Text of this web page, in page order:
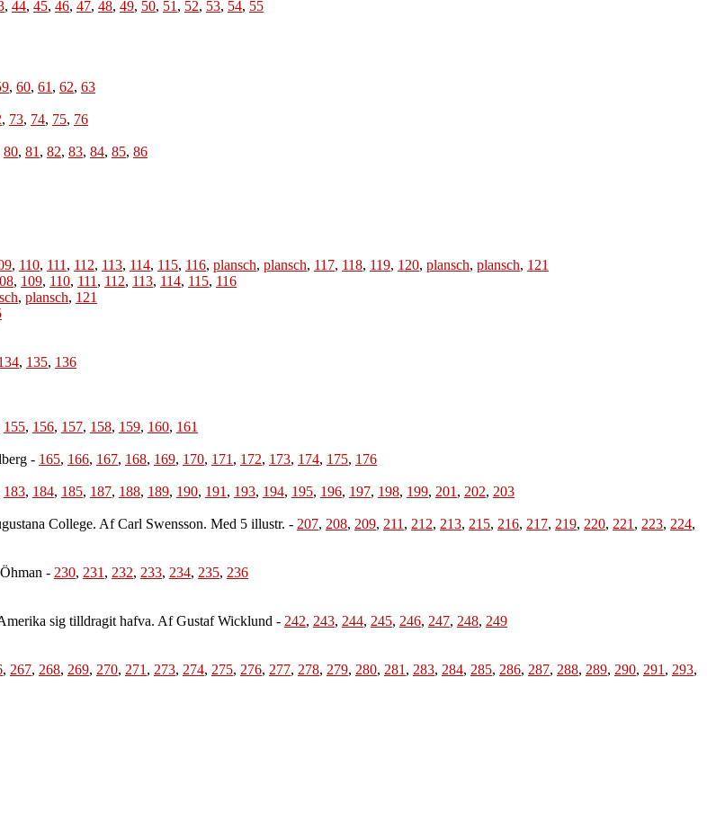
, 44, 45, 46, 47, 48, 49, 50, 51 , 52, 53, 54, 55
, 60, 61 , 62, 63
, 73, 74, 75, 76
80, 81 , 82, 83, 84, 85, 86
, 110, 111 , 112, 113, 114, 115, 116, plansch, plansch, 117, 118, 119, 120, plansch, plansch, 121
, 109, 110, 111 , 112, 113, 114, 115, 116
, plansch, 121
, 135, 136
155, 156, 157, 158, 159, 160, 161
- 165, 166, 167, 168, 169, 170, 171 , 172, 173, 174, 175, 176
183, 184, 185, 187, 188, 189, 190, 191 , 193, 194, 195, 196, 197, 198, 199, 201 , 202, 203
College. Af Carl Swensson. Med 5 illustr. - 207, 208, 209, 211 , 212, 213, 215, 216, 217, 219, 220, 221 , 223, 224,
- 230, 231 , 232, 233, 234, 235, 236
sig tilldragit hafva. Af Gustaf Wicklund - 242, 243, 244, 245, 246, 247, 248, 249
, 267, 268, 269, 270, 271 , 273, 274, 275, 276, 277, 278, 279, 280, 281 , 283, 284, 285, 286, 287, 288, 289, 290, 291 , 293,